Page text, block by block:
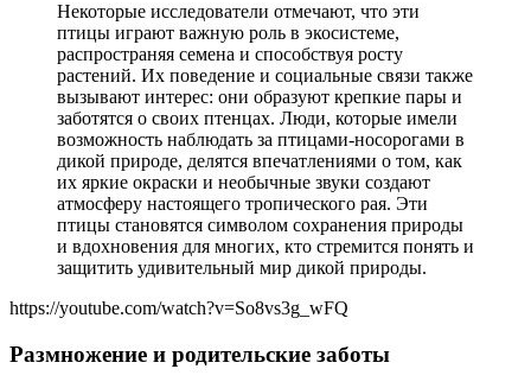
Некоторые исследователи отмечают, что эти
птицы играют важную роль в экосистеме,
распространяя семена и способствуя росту
растений. Их поведение и социальные связи также
вызывают интерес: они образуют крепкие пары и
заботятся о своих птенцах. Люди, которые имели
возможность наблюдать за птицами-носорогами в
дикой природе, делятся впечатлениями о том, как
их яркие окраски и необычные звуки создают
атмосферу настоящего тропического рая. Эти
птицы становятся символом сохранения природы
и вдохновения для многих, кто стремится понять и
защитить удивительный мир дикой природы.
https://youtube.com/watch?v=So8vs3g_wFQ
Размножение и родительские заботы